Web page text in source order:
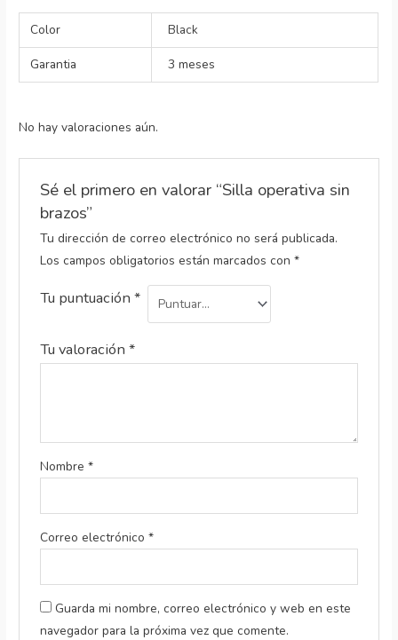
Color Black
Garantia 3 meses
No hay valoraciones aún.
Sé el primero en valorar “Silla operativa sin
brazos”
Tu dirección de correo electrónico no será publicada.
Los campos obligatorios están marcados con *
Tu puntuación *
Tu valoración *
Nombre *
Correo electrónico *
Guarda mi nombre, correo electrónico y web en este
navegador para la próxima vez que comente.